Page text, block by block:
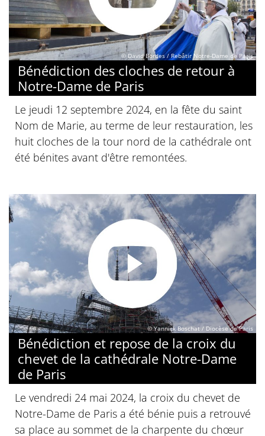
© David Bordes / Rebâtir Notre-Dame de Paris
Bénédiction des cloches de retour à
Notre-Dame de Paris
Le jeudi 12 septembre 2024, en la fête du saint
Nom de Marie, au terme de leur restauration, les
huit cloches de la tour nord de la cathédrale ont
été bénites avant d'être remontées.
© Yannick Boschat / Diocèse de Paris
Bénédiction et repose de la croix du
chevet de la cathédrale Notre-Dame
de Paris
Le vendredi 24 mai 2024, la croix du chevet de
Notre-Dame de Paris a été bénie puis a retrouvé
sa place au sommet de la charpente du chœur